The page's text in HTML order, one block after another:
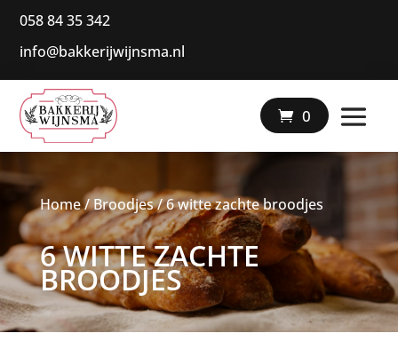
058 84 35 342
|
info@bakkerijwijnsma.nl
0
Home/Broodjes/ 6 witte zachte broodjes
6 WITTE ZACHTE
BROODJES